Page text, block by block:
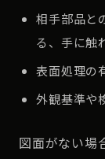
相手部品と
る、手に触
表面処理の
外観基準や
図面がない場